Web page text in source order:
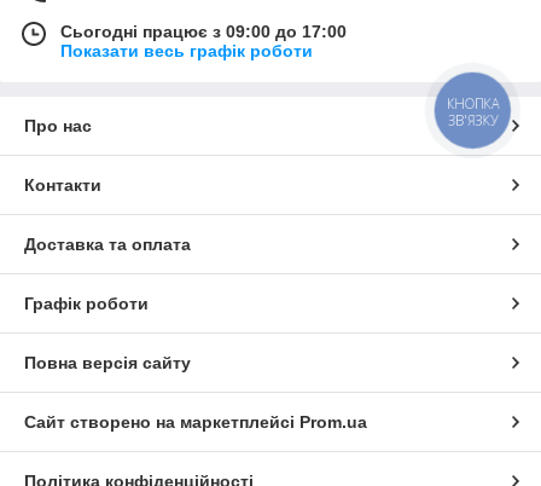
Сьогодні працює з 09:00 до 17:00
Показати весь графік роботи
Про нас
Контакти
Доставка та оплата
Графік роботи
Повна версія сайту
Сайт створено на маркетплейсі Prom.ua
Політика конфіденційності
КНОПКА
ЗВ'ЯЗКУ